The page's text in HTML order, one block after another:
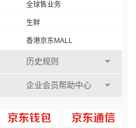
全球售业务
生鲜
香港京东MALL
历史规则
企业会员帮助中心